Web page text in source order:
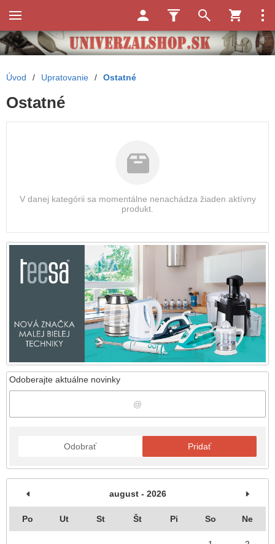
Odoberajte aktuálne novinky
Odobrať Pridať
august - 2026
Po Ut St Št Pi So Ne
Úvod / Upratovanie / Ostatné
Ostatné
V danej kategórii sa momentálne nenachádza žiaden aktívny
produkt.